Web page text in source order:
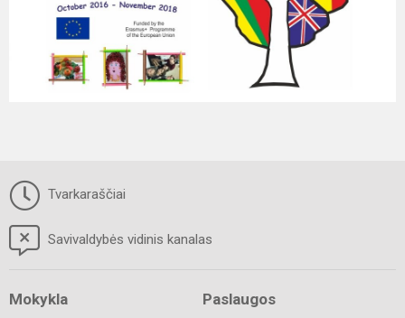
Tvarkaraščiai
Savivaldybės vidinis kanalas
Mokykla Paslaugos